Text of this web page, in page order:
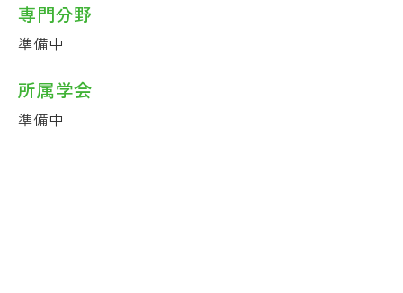
専門分野
準備中
所属学会
準備中